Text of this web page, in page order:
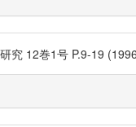
究 12巻1号 P.9-19